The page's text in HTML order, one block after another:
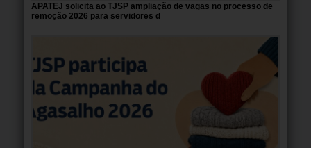
APATEJ solicita ao TJSP ampliação de vagas no processo de
remoção 2026 para servidores d